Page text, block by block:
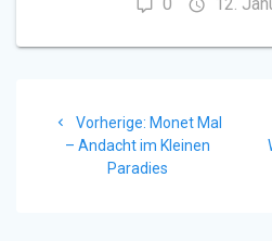
Vorherige: Vorheriger
Beitrag:
Monet Mal
– Andacht im Kleinen
Paradies